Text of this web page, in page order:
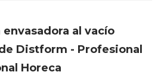
al vacío
Distform - Profesional
Horeca